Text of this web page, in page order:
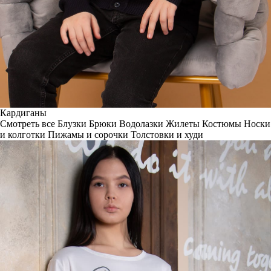
Кардиганы
Смотреть все Блузки Брюки Водолазки Жилеты Костюмы Носки
и колготки Пижамы и сорочки Толстовки и худи